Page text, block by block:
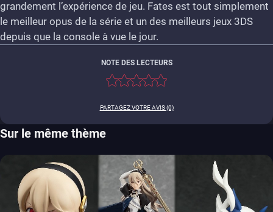
grandement l’expérience de jeu. Fates est tout simplement
le meilleur opus de la série et un des meilleurs jeux 3DS
depuis que la console à vue le jour.
NOTE DES LECTEURS
PARTAGEZ VOTRE AVIS (0)
Sur le même thème